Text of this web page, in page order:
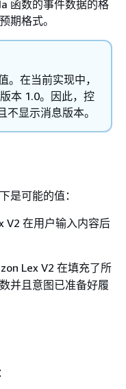
函数的事件数据的格
期格式。
。在当前实现中，
本 1.0。因此，控
显示消息版本。
是可能的值：
V2 在用户输入内容后
Lex V2 在填充了所
并且意图已准备好履